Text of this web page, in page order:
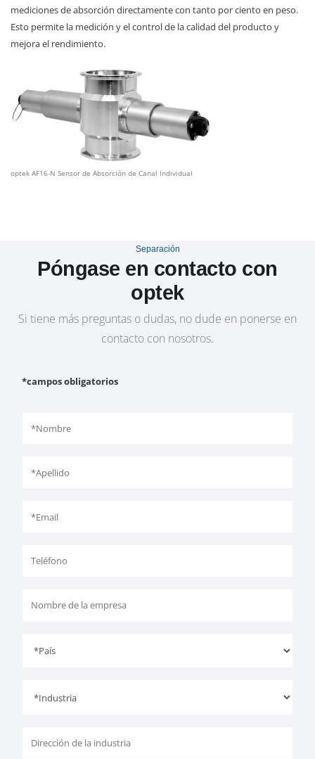
mediciones de absorción directamente con tanto por ciento en peso.
Esto permite la medición y el control de la calidad del producto y
mejora el rendimiento.
optek AF16-N Sensor de Absorción de Canal Individual
Separación
Póngase en contacto con
optek
Si tiene más preguntas o dudas, no dude en ponerse en
contacto con nosotros.
*campos obligatorios